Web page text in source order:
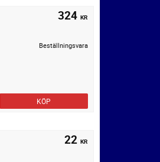
324 KR
Beställningsvara
KÖP
22 KR